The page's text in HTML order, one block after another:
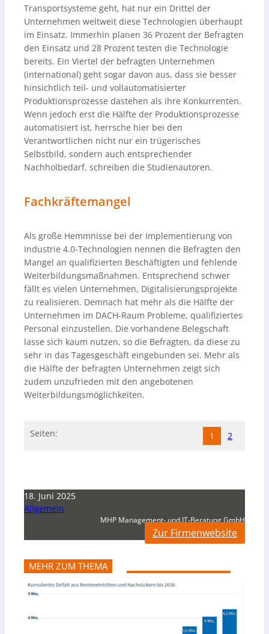
Transportsysteme geht, hat nur ein Drittel der
Unternehmen weltweit diese Technologien überhaupt
im Einsatz. Immerhin planen 36 Prozent der Befragten
den Einsatz und 28 Prozent testen die Technologie
bereits. Ein Viertel der befragten Unternehmen
(international) geht sogar davon aus, dass sie besser
hinsichtlich teil- und vollautomatisierter
Produktionsprozesse dastehen als ihre Konkurrenten.
Wenn jedoch erst die Hälfte der Produktionsprozesse
automatisiert ist, herrsche hier bei den
Verantwortlichen nicht nur ein trügerisches
Selbstbild, sondern auch entsprechender
Nachholbedarf, schreiben die Studienautoren.
Fachkräftemangel
Als große Hemmnisse bei der Implementierung von
Industrie 4.0-Technologien nennen die Befragten den
Mangel an qualifizierten Beschäftigten und fehlende
Weiterbildungsmaßnahmen. Entsprechend schwer
fällt es vielen Unternehmen, Digitalisierungsprojekte
zu realisieren. Demnach hat mehr als die Hälfte der
Unternehmen im DACH-Raum Probleme, qualifiziertes
Personal einzustellen. Die vorhandene Belegschaft
lasse sich kaum nutzen, so die Befragten, da diese zu
sehr in das Tagesgeschäft eingebunden sei. Mehr als
die Hälfte der befragten Unternehmen zeigt sich
zudem unzufrieden mit den angebotenen
Weiterbildungsmöglichkeiten.
Seiten: 1 2
18. Juni 2025
Allgemein
MHP Management- und IT-Beratung GmbH
Zur Firmenwebsite
MEHR ZUM THEMA